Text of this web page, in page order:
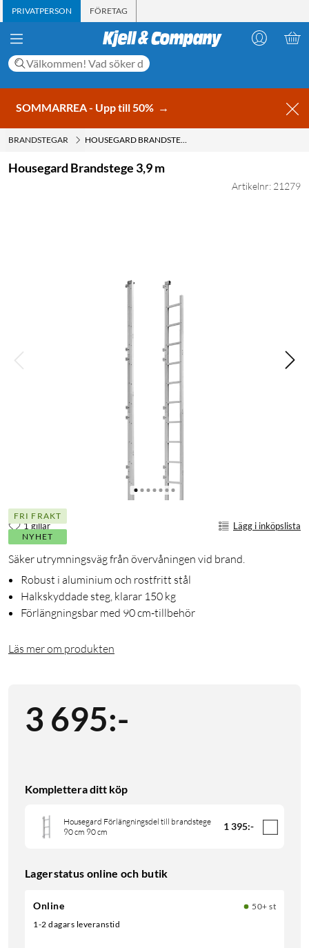
PRIVATPERSON FÖRETAG
SOMMARREA - Upp till 50% →
BRANDSTEGAR HOUSEGARD BRANDSTEGE 3,9 M
Housegard Brandstege 3,9 m
Artikelnr: 21279
FRI FRAKT
NYHET
1 gillar Lägg i inköpslista
Säker utrymningsväg från övervåningen vid brand.
Robust i aluminium och rostfritt stål
Halkskyddade steg, klarar 150 kg
Förlängningsbar med 90 cm-tillbehör
Läs mer om produkten
3 695:-
Komplettera ditt köp
Housegard Förlängningsdel till brandstege
90 cm 90 cm
1 395:-
Lagerstatus online och butik
Online
50+ st
1-2 dagars leveranstid